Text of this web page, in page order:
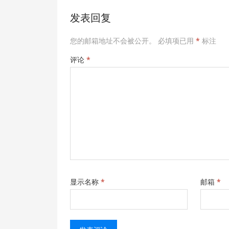
发表回复
您的邮箱地址不会被公开。 必填项已用 * 标注
评论 *
显示名称 * 邮箱 *